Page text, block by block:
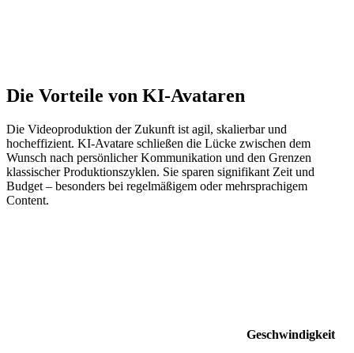
Die Vorteile von KI-Avataren
Die Videoproduktion der Zukunft ist agil, skalierbar und
hocheffizient. KI-Avatare schließen die Lücke zwischen dem
Wunsch nach persönlicher Kommunikation und den Grenzen
klassischer Produktionszyklen. Sie sparen signifikant Zeit und
Budget – besonders bei regelmäßigem oder mehrsprachigem
Content.
Geschwindigkeit